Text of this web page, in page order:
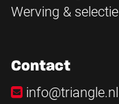
Werving & selectie
Contact
info@triangle.nl